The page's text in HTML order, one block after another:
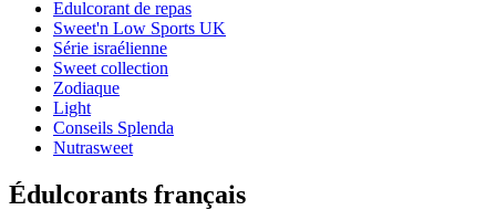
Edulcorant de repas
Sweet'n Low Sports UK
Série israélienne
Sweet collection
Zodiaque
Light
Conseils Splenda
Nutrasweet
Édulcorants français